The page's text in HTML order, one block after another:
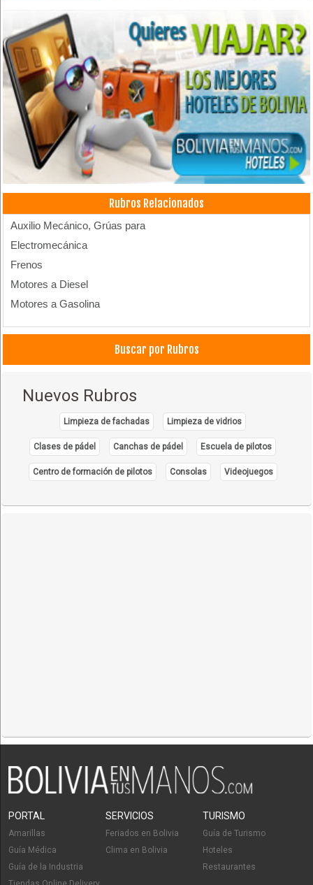
Rubros Relacionados
Auxilio Mecánico, Grúas para
Electromecánica
Frenos
Motores a Diesel
Motores a Gasolina
Buscar por Rubros
Nuevos Rubros
Limpieza de fachadas Limpieza de vidrios
Clases de pádel Canchas de pádel Escuela de pilotos
Centro de formación de pilotos Consolas Videojuegos
PORTAL
Amarillas
Guía Médica
Guía de la Industria
SERVICIOS
Feriados en Bolivia
Clima en Bolivia
TURISMO
Guía de Turismo
Hoteles
Restaurantes